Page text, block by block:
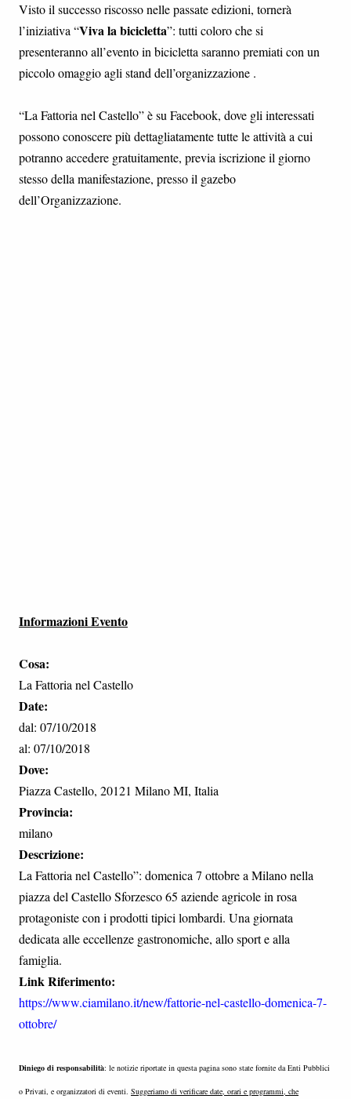
Visto il successo riscosso nelle passate edizioni, tornerà
l’iniziativa “Viva la bicicletta”: tutti coloro che si
presenteranno all’evento in bicicletta saranno premiati con un
piccolo omaggio agli stand dell’organizzazione .
“La Fattoria nel Castello” è su Facebook, dove gli interessati
possono conoscere più dettagliatamente tutte le attività a cui
potranno accedere gratuitamente, previa iscrizione il giorno
stesso della manifestazione, presso il gazebo
dell’Organizzazione.
Informazioni Evento
Cosa:
La Fattoria nel Castello
Date:
dal: 07/10/2018
al: 07/10/2018
Dove:
Piazza Castello, 20121 Milano MI, Italia
Provincia:
milano
Descrizione:
La Fattoria nel Castello”: domenica 7 ottobre a Milano nella
piazza del Castello Sforzesco 65 aziende agricole in rosa
protagoniste con i prodotti tipici lombardi. Una giornata
dedicata alle eccellenze gastronomiche, allo sport e alla
famiglia.
Link Riferimento:
https://www.ciamilano.it/new/fattorie-nel-castello-domenica-7-
ottobre/
Diniego di responsabilità: le notizie riportate in questa pagina sono state fornite da Enti Pubblici
o Privati, e organizzatori di eventi. Suggeriamo di verificare date, orari e programmi, che